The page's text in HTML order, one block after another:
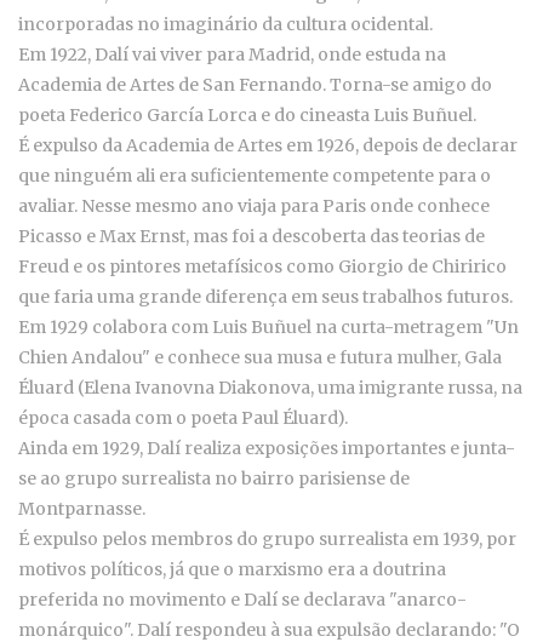
incorporadas no imaginário da cultura ocidental.
Em 1922, Dalí vai viver para Madrid, onde estuda na
Academia de Artes de San Fernando. Torna-se amigo do
poeta Federico García Lorca e do cineasta Luis Buñuel.
É expulso da Academia de Artes em 1926, depois de declarar
que ninguém ali era suficientemente competente para o
avaliar. Nesse mesmo ano viaja para Paris onde conhece
Picasso e Max Ernst, mas foi a descoberta das teorias de
Freud e os pintores metafísicos como Giorgio de Chiririco
que faria uma grande diferença em seus trabalhos futuros.
Em 1929 colabora com Luis Buñuel na curta-metragem "Un
Chien Andalou" e conhece sua musa e futura mulher, Gala
Éluard (Elena Ivanovna Diakonova, uma imigrante russa, na
época casada com o poeta Paul Éluard).
Ainda em 1929, Dalí realiza exposições importantes e junta-
se ao grupo surrealista no bairro parisiense de
Montparnasse.
É expulso pelos membros do grupo surrealista em 1939, por
motivos políticos, já que o marxismo era a doutrina
preferida no movimento e Dalí se declarava "anarco-
monárquico". Dalí respondeu à sua expulsão declarando: "O